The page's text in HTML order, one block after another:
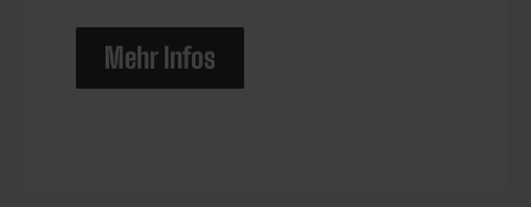
Mehr Infos